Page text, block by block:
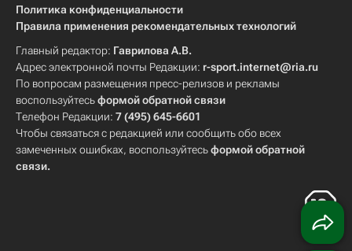
Политика конфиденциальности
Правила применения рекомендательных технологий
Главный редактор: Гаврилова А.В.
Адрес электронной почты Редакции: r-sport.internet@ria.ru
По вопросам размещения пресс-релизов и рекламы
воспользуйтесьформой обратной связи
Телефон Редакции: 7 (495) 645-6601
Чтобы связаться с редакцией или сообщить обо всех
замеченных ошибках, воспользуйтесьформой обратной
связи.